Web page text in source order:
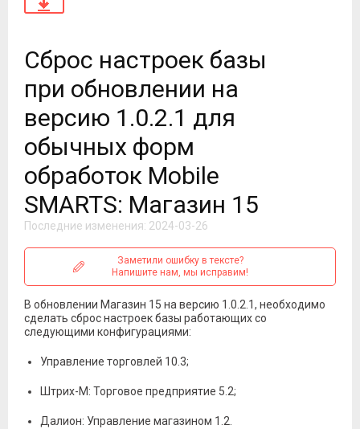
Сброс настроек базы
при обновлении на
версию 1.0.2.1 для
обычных форм
обработок Mobile
SMARTS: Магазин 15
Последние изменения: 2024-03-26
Заметили ошибку в тексте?
Напишите нам, мы исправим!
В обновлении Магазин 15 на версию 1.0.2.1, необходимо
сделать сброс настроек базы работающих со
следующими конфигурациями:
Управление торговлей 10.3;
Штрих-М: Торговое предприятие 5.2;
Далион: Управление магазином 1.2.